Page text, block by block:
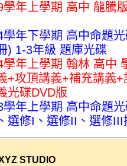
學年上學期 高中 龍騰
學年下學期 高中命
) 1-3年級 題庫光碟
學年上學期 翰林 高中
+攻頂講義+補充講義
光碟DVD版
學年上學期 高中命題
選修I、選修II、選修